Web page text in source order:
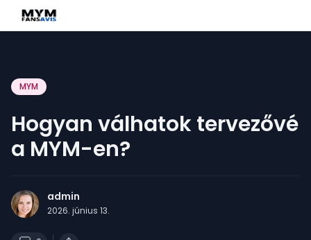
MYM
Hogyan válhatok tervezővé
a MYM-en?
admin
2026. június 13.